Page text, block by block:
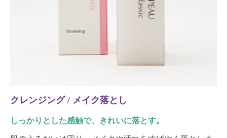
クレンジング / メイク落とし
しっかりとした感触で、きれいに落とす。